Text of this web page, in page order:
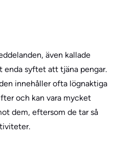
även kallade
enda syftet att tjäna pengar.
innehåller ofta lögnaktiga
och kan vara mycket
dem, eftersom de tar så